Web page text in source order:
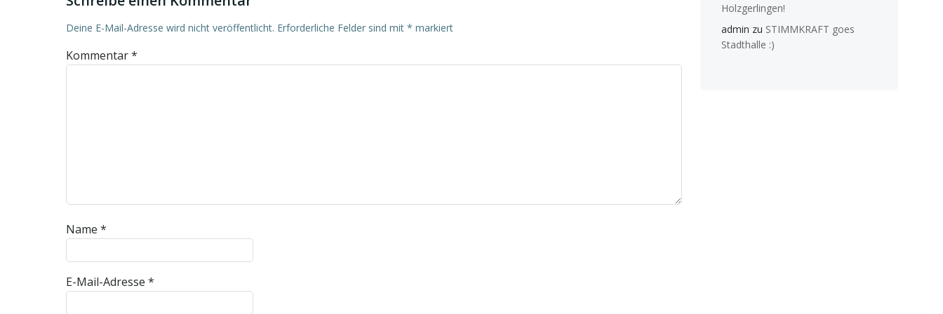
Deine E-Mail-Adresse wird nicht veröffentlicht. Erforderliche Felder sind mit * markiert
Kommentar*
Name *
E-Mail-Adresse *
Holzgerlingen!
admin zu STIMMKRAFT goes
Stadthalle :)